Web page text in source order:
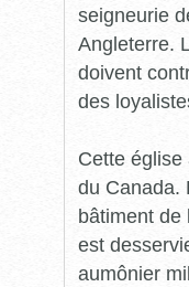
seigneurie
Angleterre.
doivent
des
Cette
du Canada.
bâtiment de
est
aumônier